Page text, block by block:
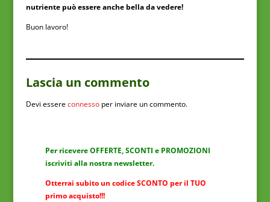
nutriente può essere anche bella da vedere!
Buon lavoro!
Lascia un commento
Devi essereconnessoper inviare un commento.
Per ricevere OFFERTE, SCONTI e PROMOZIONI
iscriviti alla nostra newsletter.
Otterrai subito un codice SCONTO per il TUO
primo acquisto!!!